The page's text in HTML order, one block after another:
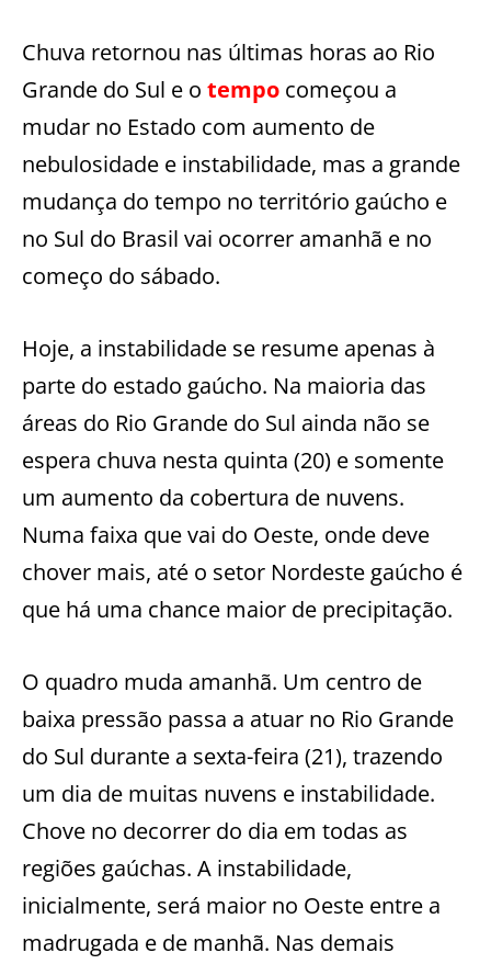
Chuva retornou nas últimas horas ao Rio
Grande do Sul e o tempo começou a
mudar no Estado com aumento de
nebulosidade e instabilidade, mas a grande
mudança do tempo no território gaúcho e
no Sul do Brasil vai ocorrer amanhã e no
começo do sábado.
Hoje, a instabilidade se resume apenas à
parte do estado gaúcho. Na maioria das
áreas do Rio Grande do Sul ainda não se
espera chuva nesta quinta (20) e somente
um aumento da cobertura de nuvens.
Numa faixa que vai do Oeste, onde deve
chover mais, até o setor Nordeste gaúcho é
que há uma chance maior de precipitação.
O quadro muda amanhã. Um centro de
baixa pressão passa a atuar no Rio Grande
do Sul durante a sexta-feira (21), trazendo
um dia de muitas nuvens e instabilidade.
Chove no decorrer do dia em todas as
regiões gaúchas. A instabilidade,
inicialmente, será maior no Oeste entre a
madrugada e de manhã. Nas demais